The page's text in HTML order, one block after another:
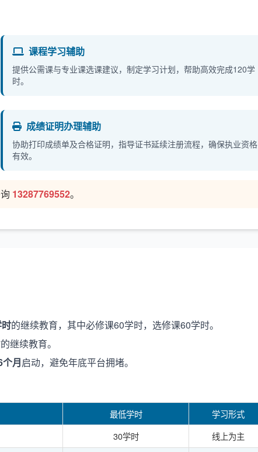
课程学习辅助
提供公需课与专业课选课建议，制定学习计划，帮助高效完成120学
时。
成绩证明办理辅助
协助打印成绩单及合格证明，指导证书延续注册流程，确保执业资格
有效。
13287769552。
的继续教育，其中必修课60学时，选修课60学时。
继续教育。
月启动，避免年底平台拥堵。
最低学时 学习形式
30学时 线上为主